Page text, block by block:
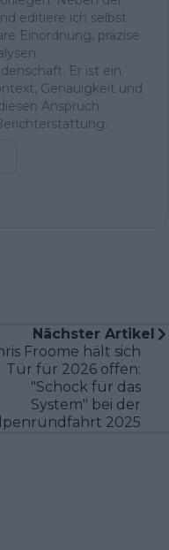
editiere ich selbst
Einordnung, präzise
Er ist ein
Genauigkeit und
Anspruch
Nächster Artikel
Froome hält sich
Tür für 2026 offen:
"Schock für das
System" bei der
2025